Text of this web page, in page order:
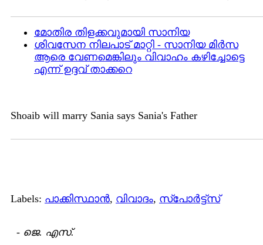
മോതിര തിളക്കവുമായി സാനിയ
ശിവസേന നിലപാട് മാറ്റി - സാനിയ മിര്‍സ
ആരെ വേണമെങ്കിലും വിവാഹം കഴിച്ചോട്ടെ
എന്ന് ഉദ്ദവ് താക്കറെ
Shoaib will marry Sania says Sania's Father
Labels: പാക്കിസ്ഥാന്‍, വിവാദം, സ്പോര്‍ട്ട്സ്
- ജെ. എസ്.